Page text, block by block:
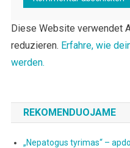
Diese Website verwendet
reduzieren. Erfahre, wie
werden.
REKOMENDUOJAME
„Nepatogus tyrimas“ –